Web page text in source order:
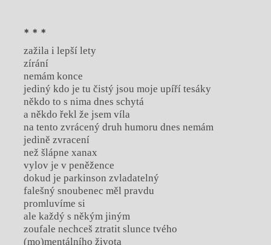
* * *
zažila i lepší lety
zírání
nemám konce
jediný kdo je tu čistý jsou moje upíří tesáky
někdo to s nima dnes schytá
a někdo řekl že jsem víla
na tento zvrácený druh humoru dnes nemám
jedině zvracení
než šlápne xanax
vylov je v peněžence
dokud je parkinson zvladatelný
falešný snoubenec měl pravdu
promluvíme si
ale každý s někým jiným
zoufale nechceš ztratit slunce tvého
(mo)mentálního života